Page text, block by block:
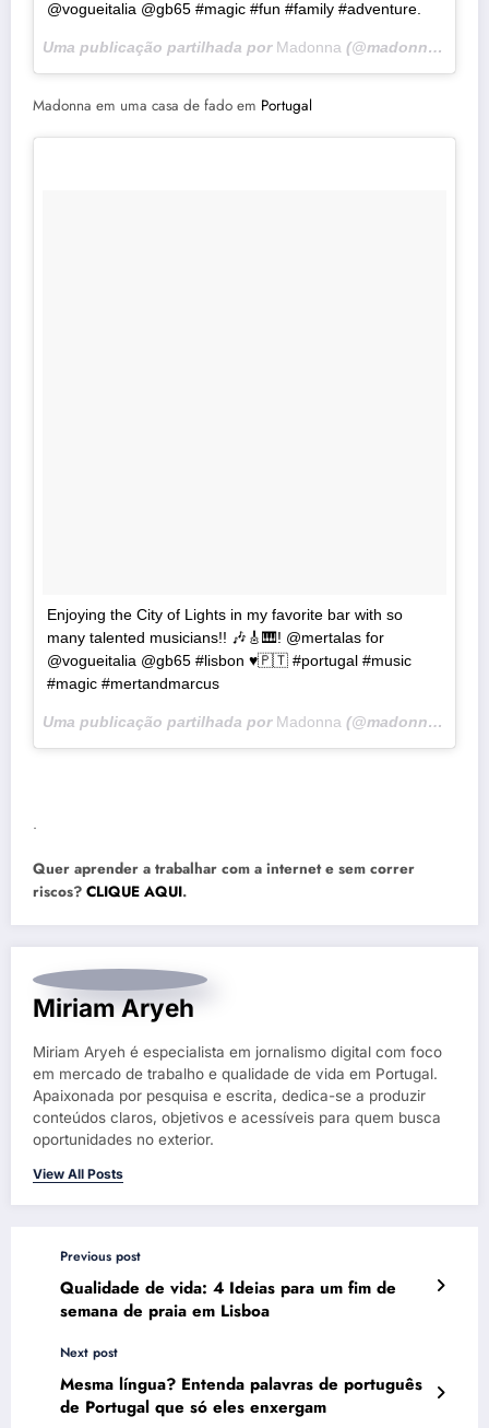
@vogueitalia @gb65 #magic #fun #family #adventure.
Uma publicação partilhada por Madonna (@madonna) a
Madonna em uma casa de fado em Portugal
Enjoying the City of Lights in my favorite bar with so
many talented musicians!! 🎶🎸🎹! @mertalas for
@vogueitalia @gb65 #lisbon ♥️🇵🇹 #portugal #music
#magic #mertandmarcus
Uma publicação partilhada por Madonna (@madonna) a
.
Quer aprender a trabalhar com a internet e sem correr
riscos? CLIQUE AQUI.
Miriam Aryeh
Miriam Aryeh é especialista em jornalismo digital com foco
em mercado de trabalho e qualidade de vida em Portugal.
Apaixonada por pesquisa e escrita, dedica-se a produzir
conteúdos claros, objetivos e acessíveis para quem busca
oportunidades no exterior.
View All Posts
Previous post
Qualidade de vida: 4 Ideias para um fim de
semana de praia em Lisboa
Next post
Mesma língua? Entenda palavras de português
de Portugal que só eles enxergam